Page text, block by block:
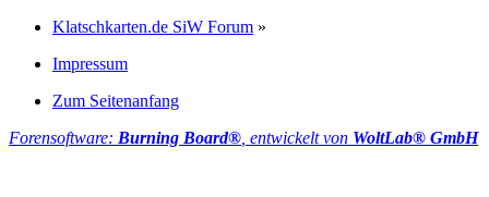
Klatschkarten.de SiW Forum »
Impressum
Zum Seitenanfang
Forensoftware: Burning Board®, entwickelt von WoltLab® GmbH